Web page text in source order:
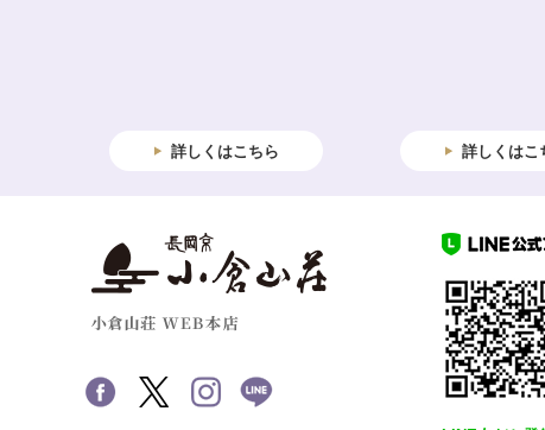
詳しくはこちら 詳しくはこ